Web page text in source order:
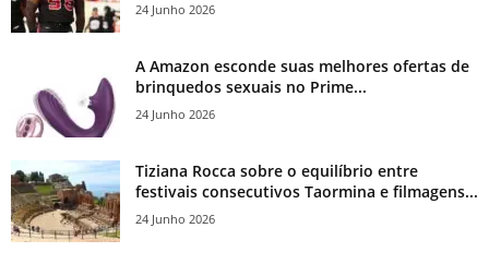
24 Junho 2026
A Amazon esconde suas melhores ofertas de
brinquedos sexuais no Prime...
24 Junho 2026
Tiziana Rocca sobre o equilíbrio entre
festivais consecutivos Taormina e filmagens...
24 Junho 2026